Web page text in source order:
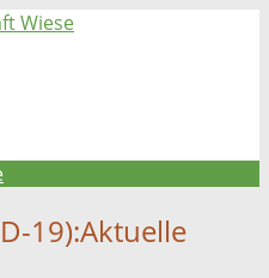
19):Aktuelle